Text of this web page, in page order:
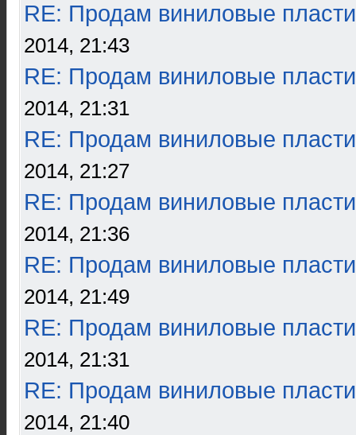
RE: Продам виниловые
2014, 21:43
RE: Продам виниловые
2014, 21:31
RE: Продам виниловые
2014, 21:27
RE: Продам виниловые
2014, 21:36
RE: Продам виниловые
2014, 21:49
RE: Продам виниловые
2014, 21:31
RE: Продам виниловые
2014, 21:40